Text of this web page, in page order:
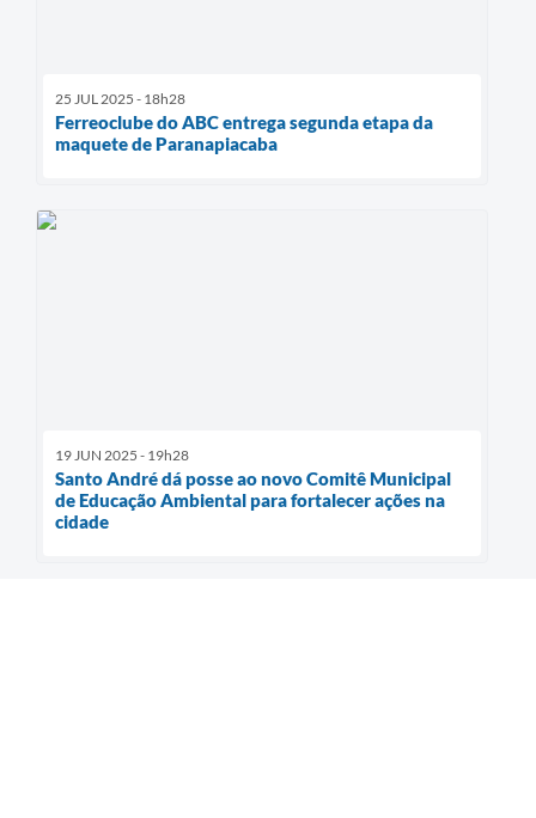
25 JUL 2025 - 18h28
Ferreoclube do ABC entrega segunda etapa da
maquete de Paranapiacaba
19 JUN 2025 - 19h28
Santo André dá posse ao novo Comitê Municipal
de Educação Ambiental para fortalecer ações na
cidade